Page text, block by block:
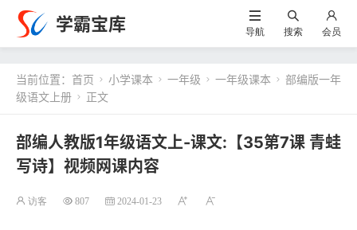
学霸宝库 导航 搜索 会员
当前位置： 首页  小学课本  一年级  一年级课本  部编版一年
级语文上册  正文
部编人教版1年级语文上-课文:【35第7课 青蛙
写诗】视频网课内容
访客 807 2024-01-23